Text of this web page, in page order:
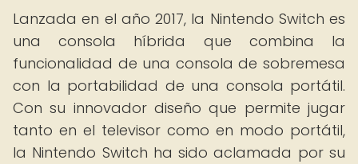
Lanzada en el año 2017, la Nintendo Switch es
una consola híbrida que combina la
funcionalidad de una consola de sobremesa
con la portabilidad de una consola portátil.
Con su innovador diseño que permite jugar
tanto en el televisor como en modo portátil,
la Nintendo Switch ha sido aclamada por su